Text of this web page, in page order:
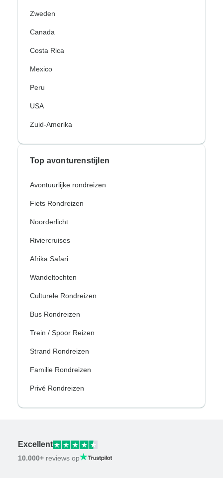
Zweden
Canada
Costa Rica
Mexico
Peru
USA
Zuid-Amerika
Top avonturenstijlen
Avontuurlijke rondreizen
Fiets Rondreizen
Noorderlicht
Riviercruises
Afrika Safari
Wandeltochten
Culturele Rondreizen
Bus Rondreizen
Trein / Spoor Reizen
Strand Rondreizen
Familie Rondreizen
Privé Rondreizen
Excellent
10.000+ reviews op